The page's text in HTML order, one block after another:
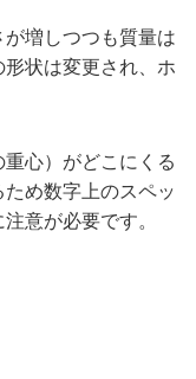
増しつつも質量は
状は変更され、ホ
心）がどこにくる
め数字上のスペッ
意が必要です。